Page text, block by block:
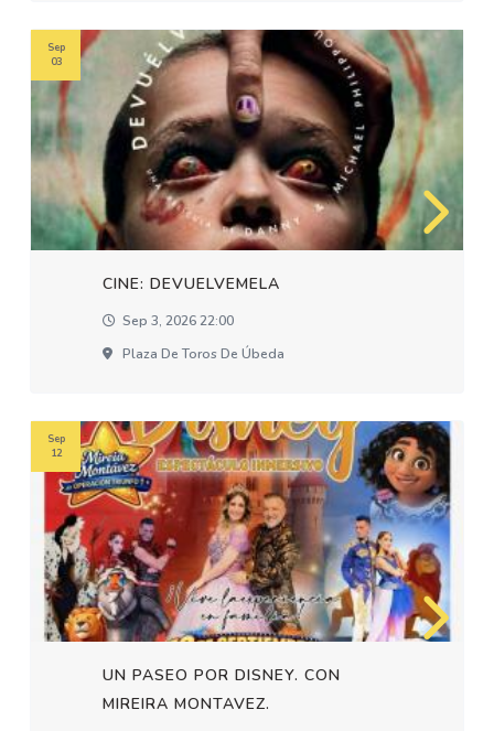
CINE: DEVUELVEMELA
Sep 3, 2026 22:00
Plaza De Toros De Úbeda
Sep
03
UN PASEO POR DISNEY. CON
MIREIRA MONTAVEZ.
Sep
12